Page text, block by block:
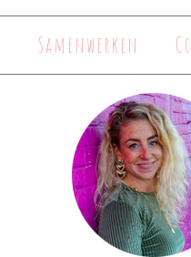
Samenwerken